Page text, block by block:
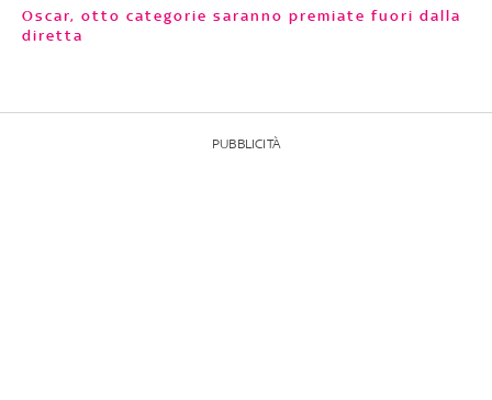
Oscar, otto categorie saranno premiate fuori dalla
diretta
PUBBLICITÀ